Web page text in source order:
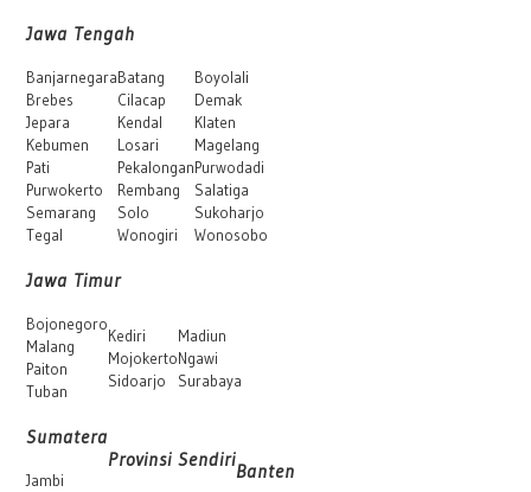
Jawa Tengah
Banjarnegara
Brebes
Jepara
Kebumen
Pati
Purwokerto
Semarang
Tegal
Batang
Cilacap
Kendal
Losari
Pekalongan
Rembang
Solo
Wonogiri
Boyolali
Demak
Klaten
Magelang
Purwodadi
Salatiga
Sukoharjo
Wonosobo
Jawa Timur
Bojonegoro
Malang
Paiton
Tuban
Kediri
Mojokerto
Sidoarjo
Madiun
Ngawi
Surabaya
Sumatera
Jambi
Provinsi SendiriBanten